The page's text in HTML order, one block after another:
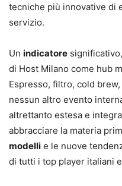
tecniche più innovative di
servizio.
Un indicatore
di Host Milano come hub
Espresso, filtro, cold
nessun altro evento
altrettanto estesa e
abbracciare la materia
modelli e le nuove
di tutti i top player italiani